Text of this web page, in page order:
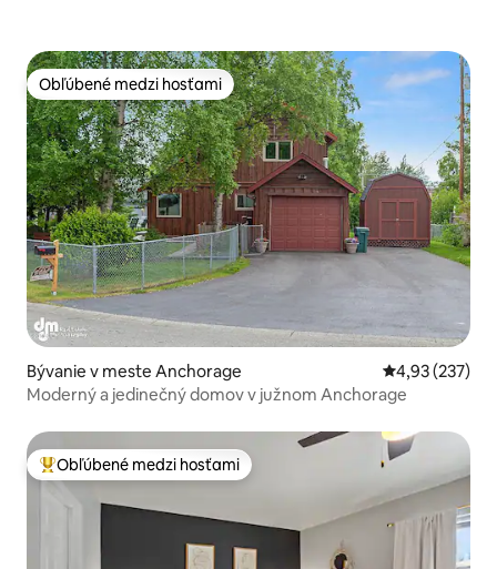
Obľúbené medzi hosťami
Obľúbené medzi hosťami
Bývanie v meste Anchorage Priemerné
4,93 (237)
Moderný a jedinečný domov v južnom Anchorage
Najobľúbenejšie medzi hosťami
Obľúbené medzi hosťami